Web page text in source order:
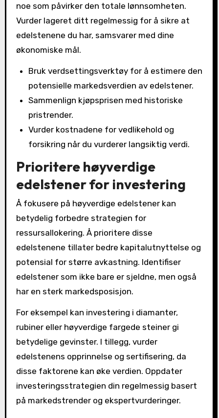
noe som påvirker den totale lønnsomheten.
Vurder lageret ditt regelmessig for å sikre at
edelstenene du har, samsvarer med dine
økonomiske mål.
Bruk verdsettingsverktøy for å estimere den
potensielle markedsverdien av edelstener.
Sammenlign kjøpsprisen med historiske
pristrender.
Vurder kostnadene for vedlikehold og
forsikring når du vurderer langsiktig verdi.
Prioritere høyverdige
edelstener for investering
Å fokusere på høyverdige edelstener kan
betydelig forbedre strategien for
ressursallokering. Å prioritere disse
edelstenene tillater bedre kapitalutnyttelse og
potensial for større avkastning. Identifiser
edelstener som ikke bare er sjeldne, men også
har en sterk markedsposisjon.
For eksempel kan investering i diamanter,
rubiner eller høyverdige fargede steiner gi
betydelige gevinster. I tillegg, vurder
edelstenens opprinnelse og sertifisering, da
disse faktorene kan øke verdien. Oppdater
investeringsstrategien din regelmessig basert
på markedstrender og ekspertvurderinger.